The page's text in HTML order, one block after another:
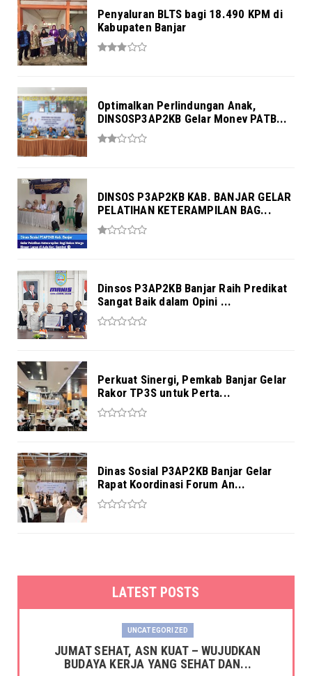
Penyaluran BLTS bagi 18.490 KPM di
Kabupaten Banjar
Optimalkan Perlindungan Anak,
DINSOSP3AP2KB Gelar Monev PATB...
DINSOS P3AP2KB KAB. BANJAR GELAR
PELATIHAN KETERAMPILAN BAG...
Dinsos P3AP2KB Banjar Raih Predikat
Sangat Baik dalam Opini ...
Perkuat Sinergi, Pemkab Banjar Gelar
Rakor TP3S untuk Perta...
Dinas Sosial P3AP2KB Banjar Gelar
Rapat Koordinasi Forum An...
LATEST POSTS
UNCATEGORIZED
JUMAT SEHAT, ASN KUAT – WUJUDKAN
BUDAYA KERJA YANG SEHAT DAN...